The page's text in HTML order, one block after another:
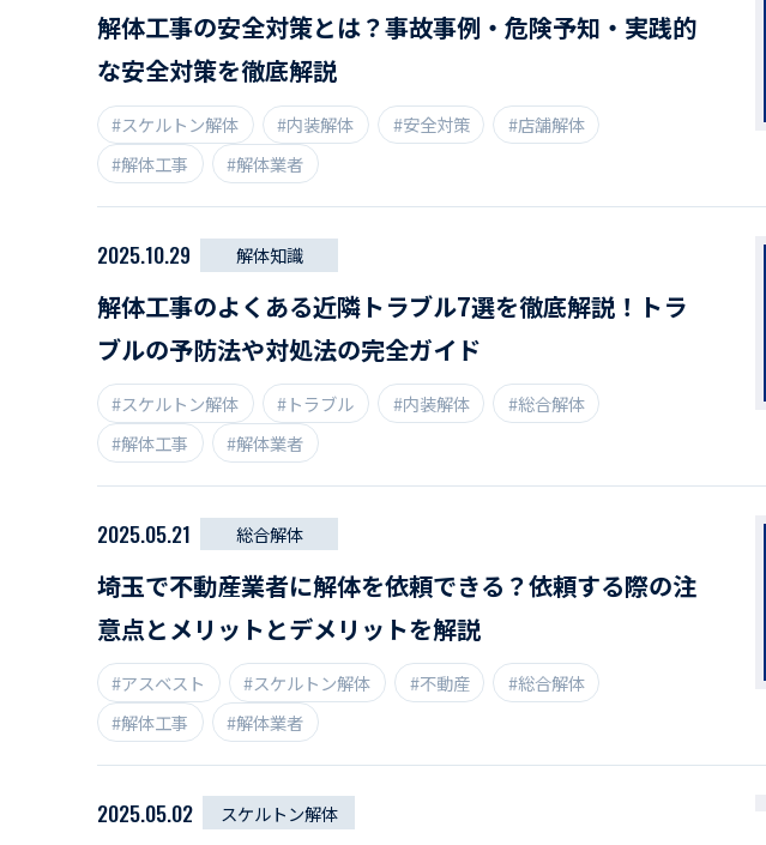
解体工事の安全対策とは？事故事例・危険予知・実践的
な安全対策を徹底解説
#スケルトン解体 #内装解体 #安全対策
#店舗解体
#解体工事
#解体業者
2025.10.29 解体知識
解体工事のよくある近隣トラブル7選を徹底解説！トラ
ブルの予防法や対処法の完全ガイド
#スケルトン解体 #トラブル #内装解体
#総合解体
#解体工事
#解体業者
2025.05.21 総合解体
埼玉で不動産業者に解体を依頼できる？依頼する際の注
意点とメリットとデメリットを解説
#アスベスト #スケルトン解体 #不動産
#総合解体
#解体工事
#解体業者
2025.05.02 スケルトン解体